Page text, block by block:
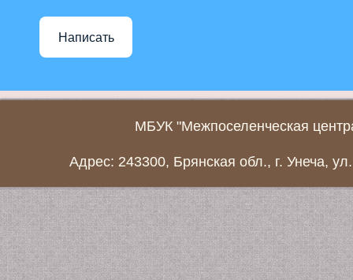
Написать
МБУК "Межпоселенческая
Адрес: 243300, Брянская обл., г. Унеча,